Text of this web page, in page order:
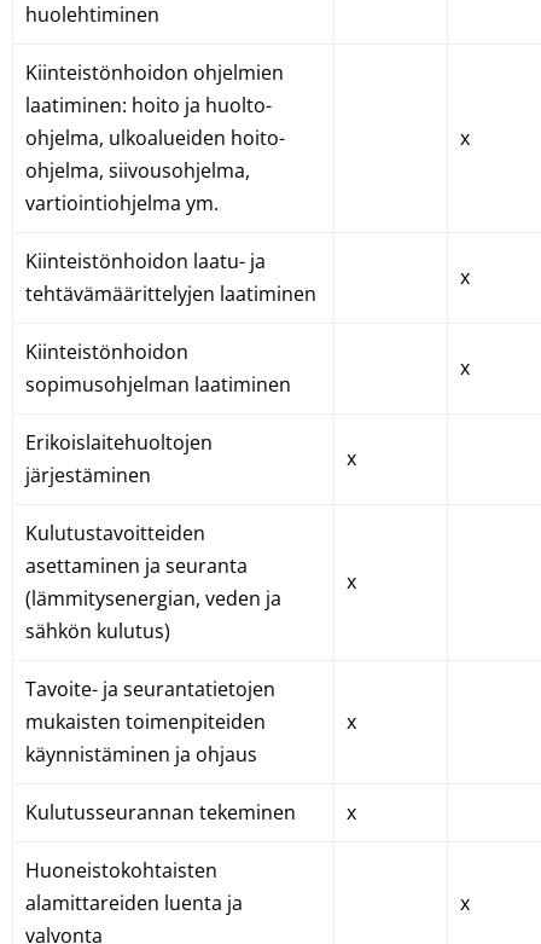
huolehtiminen
Kiinteistönhoidon ohjelmien
laatiminen: hoito ja huolto-
ohjelma, ulkoalueiden hoito-
ohjelma, siivousohjelma,
vartiointiohjelma ym.
x
Kiinteistönhoidon laatu- ja
tehtävämäärittelyjen laatiminen
x
Kiinteistönhoidon
sopimusohjelman laatiminen
x
Erikoislaitehuoltojen
järjestäminen
x
Kulutustavoitteiden
asettaminen ja seuranta
(lämmitysenergian, veden ja
sähkön kulutus)
x
Tavoite- ja seurantatietojen
mukaisten toimenpiteiden
käynnistäminen ja ohjaus
x
Kulutusseurannan tekeminen x
Huoneistokohtaisten
alamittareiden luenta ja
valvonta
x